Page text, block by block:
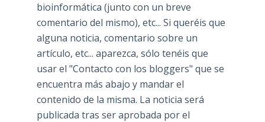
bioinformática (junto con un breve
comentario del mismo), etc... Si queréis que
alguna noticia, comentario sobre un
artículo, etc... aparezca, sólo tenéis que
usar el "Contacto con los bloggers" que se
encuentra más abajo y mandar el
contenido de la misma. La noticia será
publicada tras ser aprobada por el